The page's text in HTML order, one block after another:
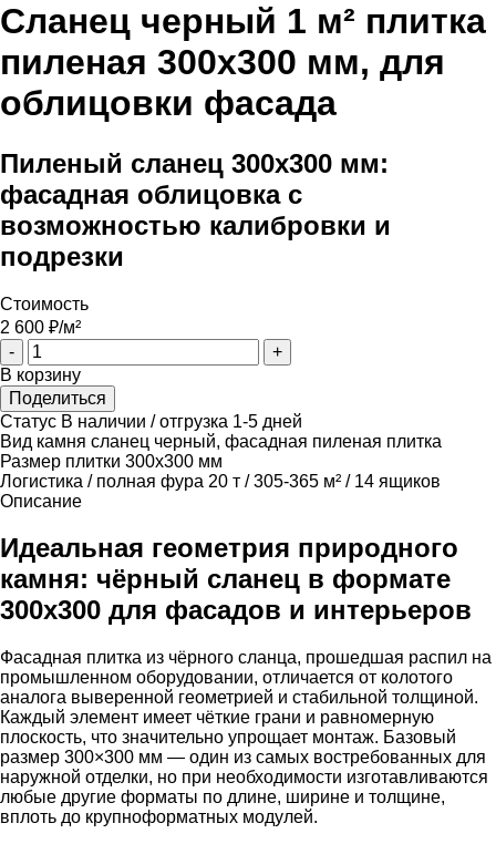
Сланец черный 1 м² плитка
пиленая 300х300 мм, для
облицовки фасада
Пиленый сланец 300х300 мм:
фасадная облицовка с
возможностью калибровки и
подрезки
Стоимость
2 600 ₽/м²
-
+
В корзину
Поделиться
Статус В наличии / отгрузка 1-5 дней
Вид камня сланец черный, фасадная пиленая плитка
Размер плитки 300х300 мм
Логистика / полная фура 20 т / 305-365 м² / 14 ящиков
Описание
Идеальная геометрия природного
камня: чёрный сланец в формате
300х300 для фасадов и интерьеров
Фасадная плитка из чёрного сланца, прошедшая распил на
промышленном оборудовании, отличается от колотого
аналога выверенной геометрией и стабильной толщиной.
Каждый элемент имеет чёткие грани и равномерную
плоскость, что значительно упрощает монтаж. Базовый
размер 300×300 мм — один из самых востребованных для
наружной отделки, но при необходимости изготавливаются
любые другие форматы по длине, ширине и толщине,
вплоть до крупноформатных модулей.